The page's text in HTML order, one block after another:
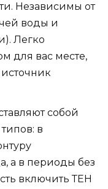
Независимы от
воды и
Легко
для вас месте,
собой
в
а в периоды без
включить ТЕН